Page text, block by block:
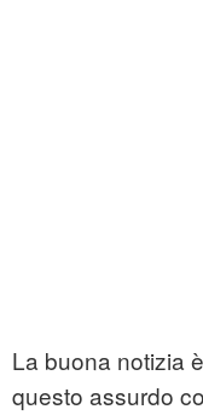
La buona notizia
questo assurdo